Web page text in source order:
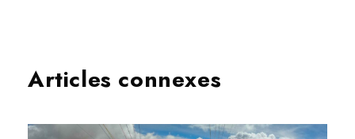
Articles connexes